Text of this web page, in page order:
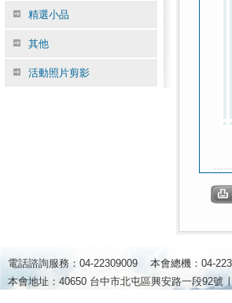
精選小品
其他
活動照片剪影
電話諮詢服務：04-22309009 本會總機：04-
本會地址：40650 台中市北屯區興安路一段92號 ∣